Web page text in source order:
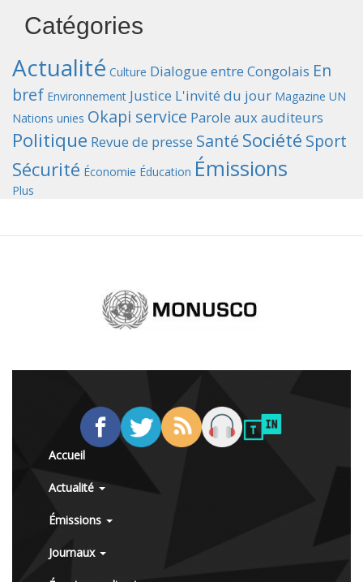
Catégories
Actualité Culture Dialogue entre Congolais En
bref Environnement Justice L'invité du jour Magazine UN
Nations unies Okapi service Parole aux auditeurs
Politique Revue de presse Santé Société Sport
Sécurité Économie Éducation Émissions
Plus
Accueil
Actualité
Émissions
Journaux